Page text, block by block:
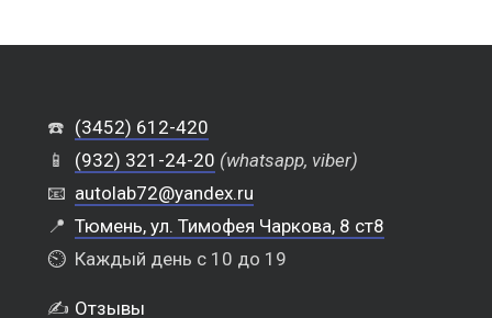
☎️ (3452) 612-420
📱
(932) 321-24-20 (whatsapp, viber)
📧 autolab72@yandex.ru
📍 Тюмень, ул. Тимофея Чаркова, 8 ст8
⏲️ Каждый день с 10 до 19
✍️ Отзывы